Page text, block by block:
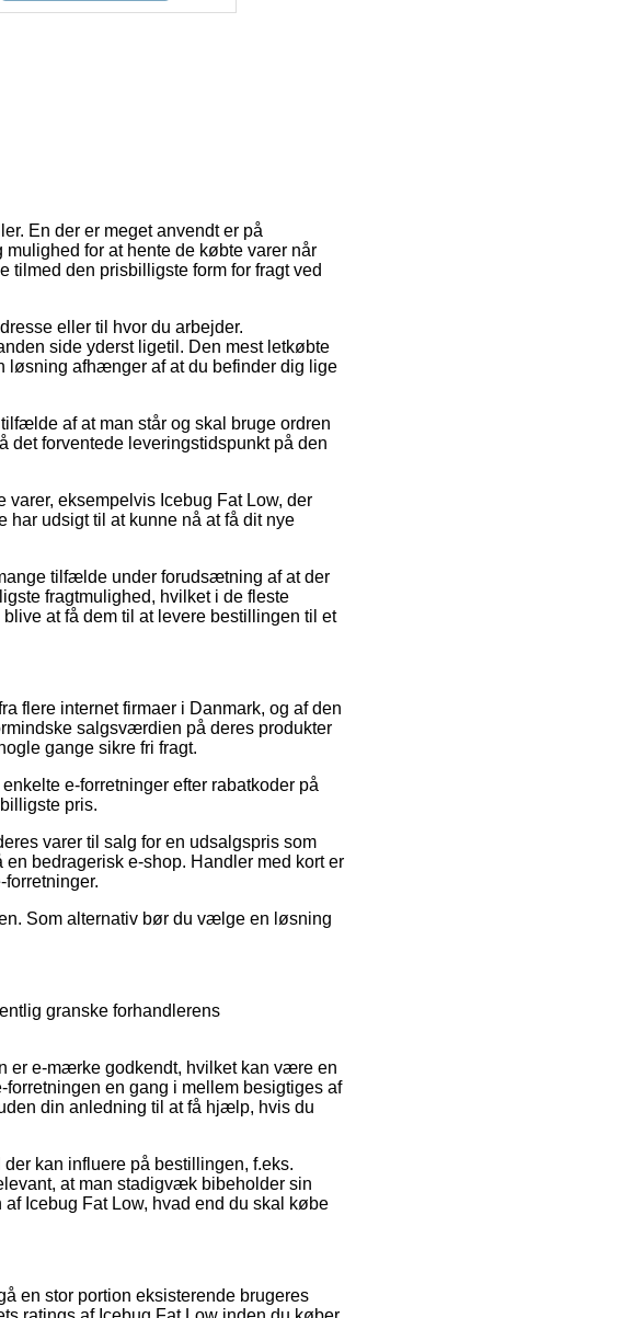
En der er meget anvendt er på
for at hente de købte varer når
tilmed den prisbilligste form for fragt ved
eller til hvor du arbejder.
side yderst ligetil. Den mest letkøbte
løsning afhænger af at du befinder dig lige
af at man står og skal bruge ordren
det forventede leveringstidspunkt på den
eksempelvis Icebug Fat Low, der
udsigt til at kunne nå at få dit nye
tilfælde under forudsætning af at der
fragtmulighed, hvilket i de fleste
at få dem til at levere bestillingen til et
flere internet firmaer i Danmark, og af den
salgsværdien på deres produkter
gange sikre fri fragt.
e-forretninger efter rabatkoder på
pris.
varer til salg for en udsalgspris som
bedragerisk e-shop. Handler med kort er
Som alternativ bør du vælge en løsning
granske forhandlerens
er e-mærke godkendt, hvilket kan være en
en gang i mellem besigtiges af
din anledning til at få hjælp, hvis du
kan influere på bestillingen, f.eks.
at man stadigvæk bibeholder sin
Icebug Fat Low, hvad end du skal købe
en stor portion eksisterende brugeres